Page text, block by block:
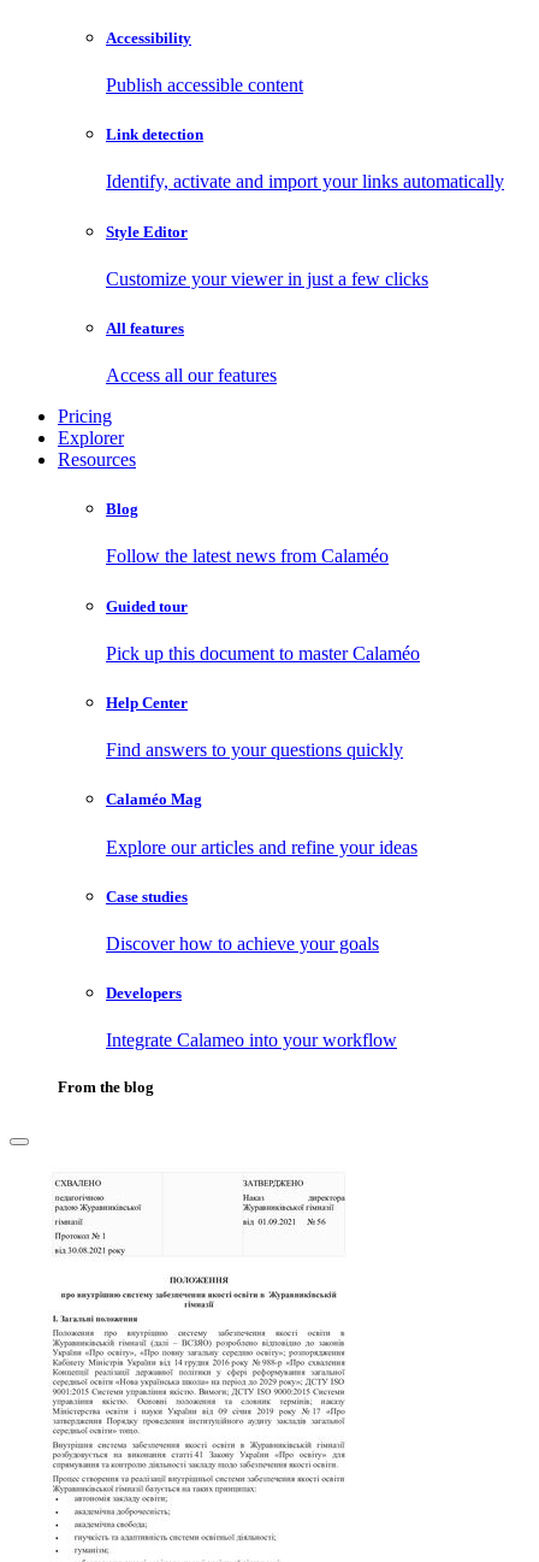
Accessibility
Publish accessible content
Link detection
Identify, activate and import your links automatically
Style Editor
Customize your viewer in just a few clicks
All features
Access all our features
Pricing
Explorer
Resources
Blog
Follow the latest news from Calaméo
Guided tour
Pick up this document to master Calaméo
Help Center
Find answers to your questions quickly
Calaméo Mag
Explore our articles and refine your ideas
Case studies
Discover how to achieve your goals
Developers
Integrate Calameo into your workflow
From the blog